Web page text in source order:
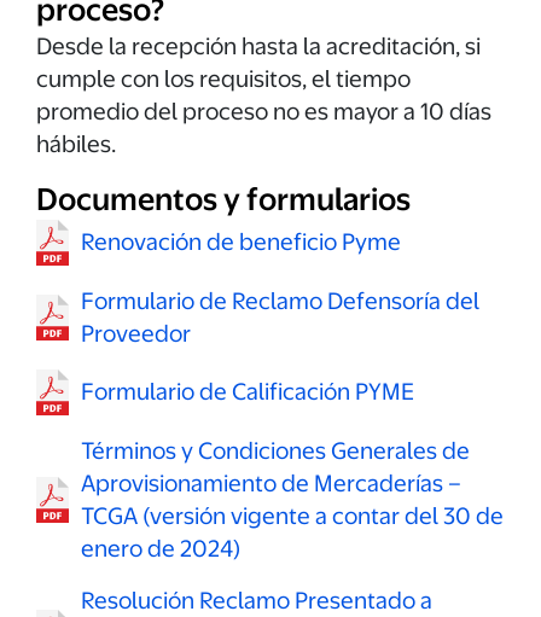
proceso?
Desde la recepción hasta la acreditación, si
cumple con los requisitos, el tiempo
promedio del proceso no es mayor a 10 días
hábiles.
Documentos y formularios
Renovación de beneficio Pyme
Formulario de Reclamo Defensoría del
Proveedor
Formulario de Calificación PYME
Términos y Condiciones Generales de
Aprovisionamiento de Mercaderías –
TCGA (versión vigente a contar del 30 de
enero de 2024)
Resolución Reclamo Presentado a